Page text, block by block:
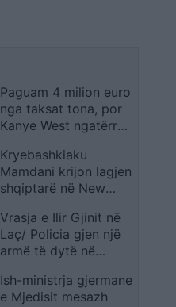
Paguam 4 milion euro
nga taksat tona, por
Kanye West ngatërron
në njoftimin për
koncertin
Kryebashkiaku
Mamdani krijon lagjen
shqiptarë në New
Albania”: Ankohen
italianët
Vrasja e Ilir Gjinit në
Laç/ Policia gjen një
armë të dytë në
Ish-ministrja gjermane
e Mjedisit mesazh